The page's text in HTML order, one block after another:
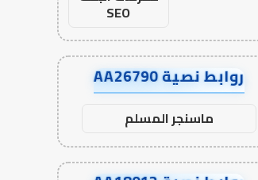
SEO
روابط نصية AA26790
ماسنجر المسلم